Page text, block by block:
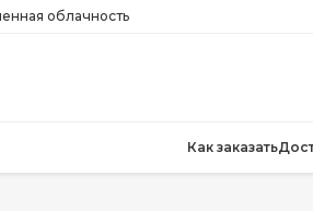
облачность
Как заказать